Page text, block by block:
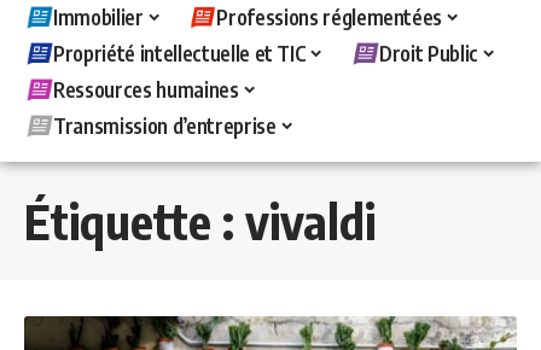
Immobilier
Professions réglementées
Propriété intellectuelle et TIC
Droit Public
Ressources humaines
Transmission d’entreprise
Étiquette : vivaldi